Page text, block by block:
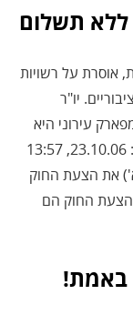
ללא תשלום
אוסרת על רשויות
יו"ר
עירוני היא
זכות אנושית בסיסית" דוד הכהן, YNET פורסם: 23.10.06, 13:57
את הצעת החוק
הצעת החוק הם
באמת!